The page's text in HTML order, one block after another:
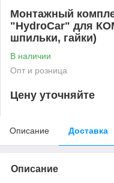
Монтажный
"HydroCar" для
шпильки, гайки)
В наличии
Опт и розница
Цену уточняйте
Описание Доставка
Описание